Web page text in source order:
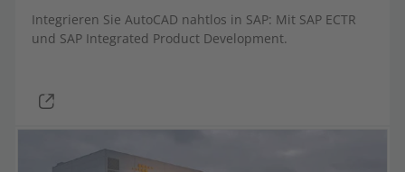
Integrieren Sie AutoCAD nahtlos in SAP: Mit SAP ECTR
und SAP Integrated Product Development.